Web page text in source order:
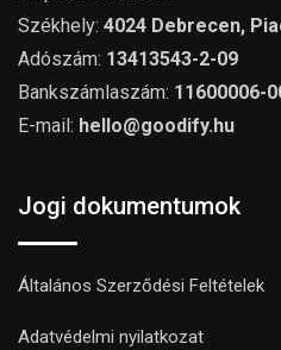
Székhely: 4024 Debrecen,
Adószám: 13413543-2-09
Bankszámlaszám: 11600006-
E-mail: hello@goodify.hu
Jogi dokumentumok
Általános Szerződési Feltételek
Adatvédelmi nyilatkozat